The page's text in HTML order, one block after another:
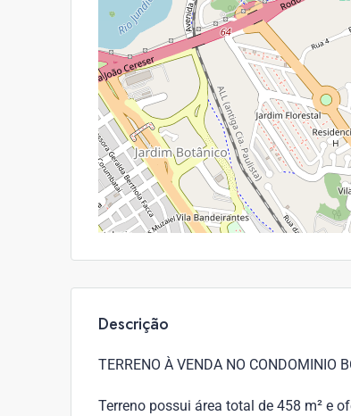
Descrição
TERRENO À VENDA NO CONDOMINIO
Terreno possui área total de 458 m² e